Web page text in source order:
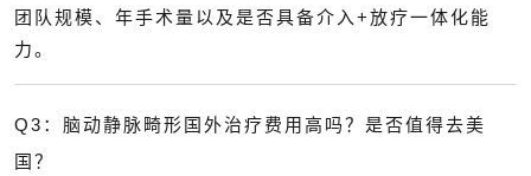
团队规模、年手术量以及是否具备介入+放疗一体化能
力。
Q3：脑动静脉畸形国外治疗费用高吗？是否值得去美
国？